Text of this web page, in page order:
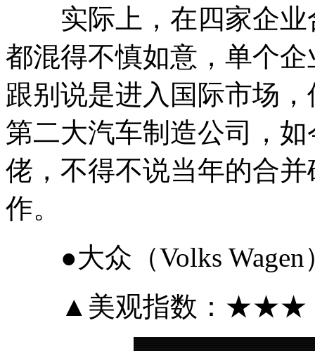
实际上，在四家企业
都混得不慎如意，单个
跟别说是进入国际市场
第二大汽车制造公司，
佬，不得不说当年的合
作。
●大众（Volks Wagen
▲美观指数：★★★